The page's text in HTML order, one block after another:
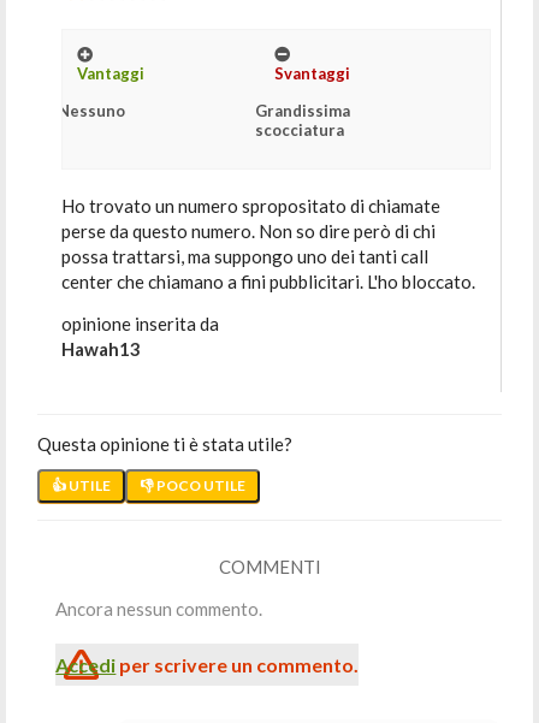
Vantaggi
Nessuno
Svantaggi
Grandissima
scocciatura
Ho trovato un numero spropositato di chiamate
perse da questo numero. Non so dire però di chi
possa trattarsi, ma suppongo uno dei tanti call
center che chiamano a fini pubblicitari. L'ho bloccato.
opinione inserita da
Hawah13
Questa opinione ti è stata utile?
👍 UTILE 👎 POCO UTILE
COMMENTI
Ancora nessun commento.
Accedi per scrivere un commento.